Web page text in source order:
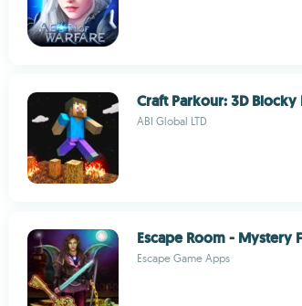
Craft Parkour: 3D Blocky
ABI Global LTD
Escape Room - Mystery
Escape Game Apps